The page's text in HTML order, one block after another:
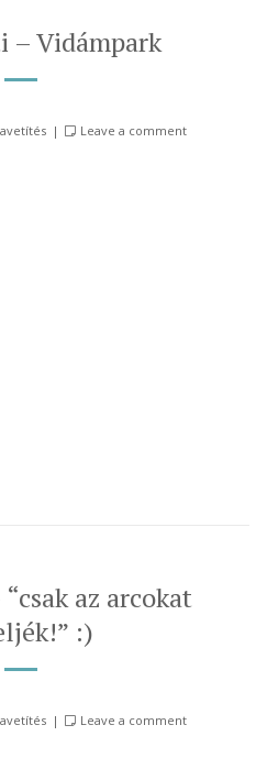
– Vidámpark
Leave a comment
az arcokat
:)
Leave a comment